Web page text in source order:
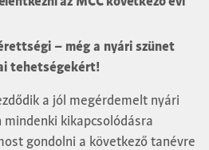
– még a nyári szünet
tehetségekért!
a jól megérdemelt nyári
kikapcsolódásra
gondolni a következő tanévre